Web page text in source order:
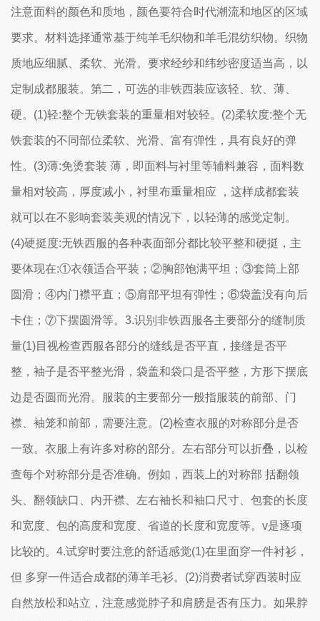
注意面料的颜色和质地，颜色要符合时代潮流和地区的区域
要求。材料选择通常基于纯羊毛织物和羊毛混纺织物。织物
质地应细腻、柔软、光滑。要求经纱和纬纱密度适当高，以
定制成都服装。第二，可选的非铁西装应该轻、软、薄、
硬。(1)轻:整个无铁套装的重量相对较轻。(2)柔软度:整个无
铁套装的不同部位柔软、光滑、富有弹性，具有良好的弹
性。(3)薄:免烫套装 薄，即面料与衬里等辅料兼容，面料数
量相对较高，厚度减小，衬里布重量相应 ，这样成都套装
就可以在不影响套装美观的情况下，以轻薄的感觉定制。
(4)硬挺度:无铁西服的各种表面部分都比较平整和硬挺，主
要体现在:①衣领适合平装；②胸部饱满平坦；③套筒上部
圆滑；④内门襟平直；⑤肩部平坦有弹性；⑥袋盖没有向后
卡住；⑦下摆圆滑等。3.识别非铁西服各主要部分的缝制质
量(1)目视检查西服各部分的缝线是否平直，接缝是否平
整，袖子是否平整光滑，袋盖和袋口是否平整，方形下摆底
边是否圆而光滑。服装的主要部分一般指服装的前部、门
襟、袖笼和前部，需要注意。(2)检查衣服的对称部分是否
一致。衣服上有许多对称的部分。左右部分可以折叠，以检
查每个对称部分是否准确。例如，西装上的对称部 括翻领
头、翻领缺口、内开襟、左右袖长和袖口尺寸、包套的长度
和宽度、包的高度和宽度、省道的长度和宽度等。v是逐项
比较的。4.试穿时要注意的舒适感觉(1)在里面穿一件衬衫，
但 多穿一件适合成都的薄羊毛衫。(2)消费者试穿西装时应
自然放松和站立，注意感觉脖子和肩膀是否有压力。如果脖